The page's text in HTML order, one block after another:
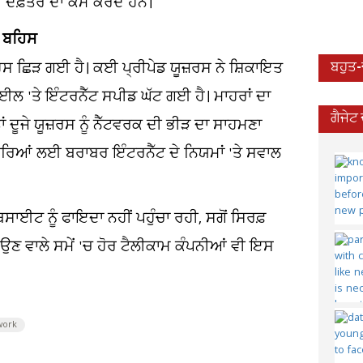
ਛਿੜ ਗਈ ਹੈ। ਕਈ ਪ੍ਰੀਪੇਡ ਯੂਜ਼ਰਸ ਨੇ ਸ਼ਿਕਾਇਤ
'ਤੇ ਇੰਟਰਨੈੱਟ ਸਪੀਡ ਘੱਟ ਗਈ ਹੈ। ਮਾਹਰਾਂ ਦਾ
ਦੂਜੇ ਯੂਜ਼ਰਸ ਨੂੰ ਨੈੱਟਵਰਕ ਦੀ ਭੀੜ ਦਾ ਸਾਹਮਣਾ
ਲਈ ਬਰਾਬਰ ਇੰਟਰਨੈੱਟ ਦੇ ਨਿਯਮਾਂ 'ਤੇ ਸਵਾਲ
ਨੂੰ ਫਾਇਦਾ ਨਹੀਂ ਪਹੁੰਚਾ ਰਹੀ, ਸਗੋਂ ਸਿਰਫ਼
ਵਾਲੇ ਸਮੇਂ 'ਚ ਹੋਰ ਟੈਲੀਕਾਮ ਕੰਪਨੀਆਂ ਵੀ ਇਸ
ਬਹੁਤ-
ਗੈਜੇਟ